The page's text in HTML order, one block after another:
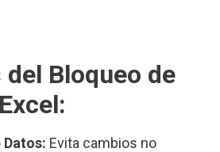
Bloqueo de
Evita cambios no